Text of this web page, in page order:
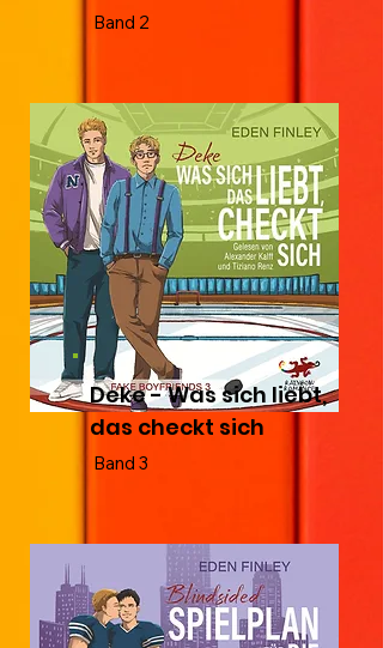
Band 2
Deke - Was sich liebt,
das checkt sich
Band 3